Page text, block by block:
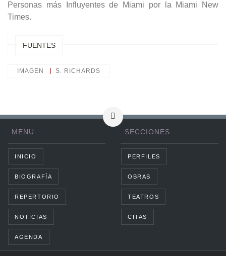
Personas más Influyentes de Miami por la Miami New
Times.
FUENTES
IMAGEN S. RICHARDS
MENU
INICIO
BIOGRAFÍA
REPERTORIO
NOTICIAS
AGENDA
SECCIONES
PERFILES
OBRAS
TEATROS
CITAS